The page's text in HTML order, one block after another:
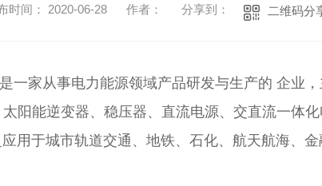
时间： 2020-06-28 作者： 分享到： 二维码分
是一家从事电力能源领域产品研发与生产的 企业
阳能逆变器、稳压器、直流电源、交直流一体
用于城市轨道交通、地铁、石化、航天航海、金